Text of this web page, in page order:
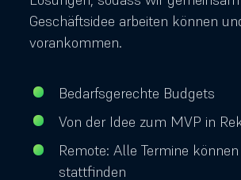
Geschäftsidee arbeiten können
vorankommen.
Bedarfsgerechte Budgets
Von der Idee zum MVP in
Remote: Alle Termine
stattfinden